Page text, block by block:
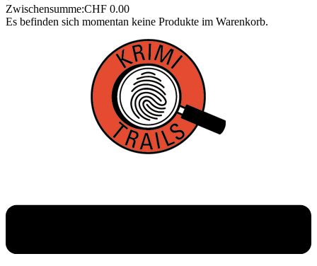
Zwischensumme:CHF 0.00
Es befinden sich momentan keine Produkte im Warenkorb.